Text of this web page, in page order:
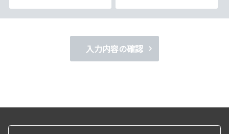
それに伴う連絡の不徹底については責任を負いかねますので、あらかじ
いただく場合がございます。入力内容の確認